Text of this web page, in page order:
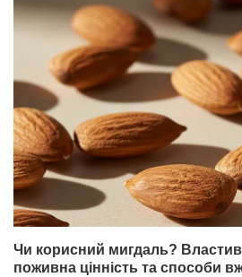
Чи корисний мигдаль?
поживна цінність та способи